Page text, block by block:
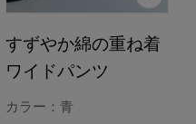
すずやか綿の重ね着
ワイドパンツ
カラー：青